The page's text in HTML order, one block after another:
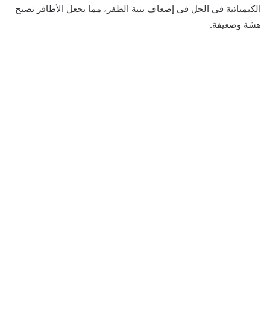
الكيميائية في الجل في إضعاف بنية الظفر، مما يجعل الأظافر تصبح
هشة وضعيفة.